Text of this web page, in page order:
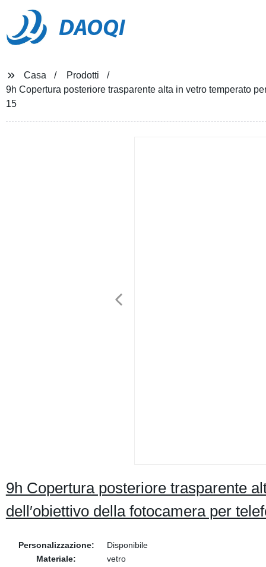
DAOQI
Casa
Prodotti
9h Copertura posteriore trasparente alta in vetro temperato
15
9h Copertura posteriore trasparente
dell′obiettivo della fotocamera per
Personalizzazione:
Disponibile
Materiale:
vetro